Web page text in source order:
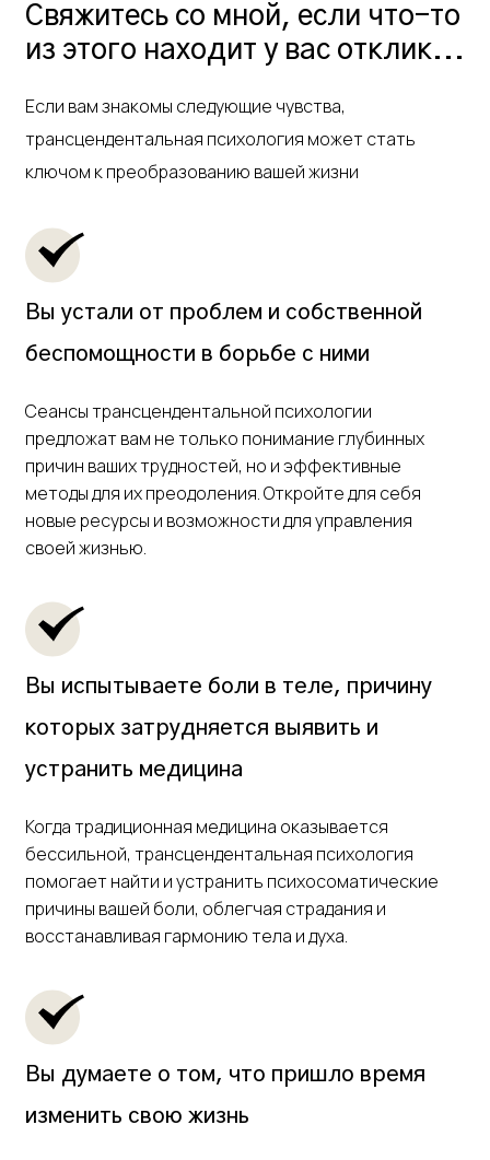
Свяжитесь со мной, если что-то
из этого находит у вас отклик...
Если вам знакомы следующие чувства,
трансцендентальная психология может стать
ключом к преобразованию вашей жизни
Вы устали от проблем и собственной
беспомощности в борьбе с ними
Сеансы трансцендентальной психологии
предложат вам не только понимание глубинных
причин ваших трудностей, но и эффективные
методы для их преодоления. Откройте для себя
новые ресурсы и возможности для управления
своей жизнью.
Вы испытываете боли в теле, причину
которых затрудняется выявить и
устранить медицина
Когда традиционная медицина оказывается
бессильной, трансцендентальная психология
помогает найти и устранить психосоматические
причины вашей боли, облегчая страдания и
восстанавливая гармонию тела и духа.
Вы думаете о том, что пришло время
изменить свою жизнь